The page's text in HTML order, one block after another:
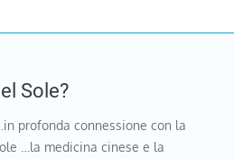
Sole?
profonda connessione con la
…la medicina cinese e la